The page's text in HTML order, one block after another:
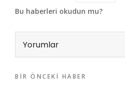
Bu haberleri okudun mu?
Yorumlar
BIR ÖNCEKI HABER